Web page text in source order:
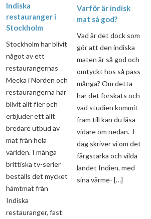
Indiska
restauranger i
Stockholm
Stockholm har blivit
något av ett
restaurangernas
Mecka i Norden och
restaurangerna har
blivit allt fler och
erbjuder ett allt
bredare utbud av
mat från hela
världen. I många
brittiska tv-serier
beställs det mycket
hämtmat från
Indiska
restauranger, fast
Varför är indisk
mat så god?
Vad är det dock som
gör att den indiska
maten är så god och
omtyckt hos så pass
många? Om detta
har det forskats och
vad studien kommit
fram till kan du läsa
vidare om nedan. I
dag skriver vi om det
färgstarka och vilda
landet Indien, med
sina värme- […]